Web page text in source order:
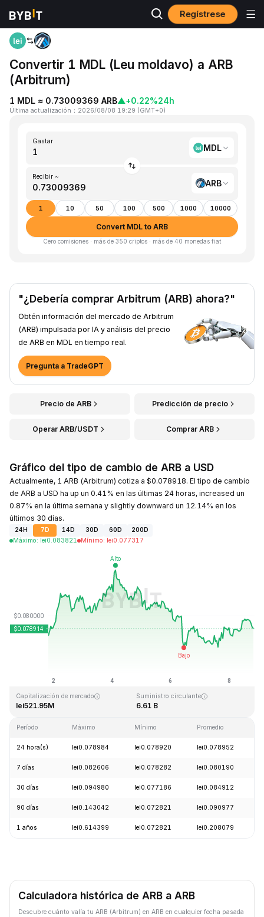
Regístrese
Inicio MDL to ARB
Convertir 1 MDL (Leu moldavo) a ARB
(Arbitrum)
1 MDL ≈ 0.73009369 ARB▲+0.22%24h
Última actualización ： 2026/08/08 19:29 (GMT+0)
Gastar
MDL
Recibir ~
ARB
1 10 50 100 500 1000 10000
Convert MDL to ARB
Cero comisiones · más de 350 criptos · más de 40 monedas fiat
"¿Debería comprar Arbitrum (ARB) ahora?"
Obtén información del mercado de Arbitrum
(ARB) impulsada por IA y análisis del precio
de ARB en MDL en tiempo real.
Pregunta a TradeGPT
Precio de ARB Predicción de precio
Operar ARB/USDT Comprar ARB
Gráfico del tipo de cambio de ARB a USD
Actualmente, 1 ARB (Arbitrum) cotiza a $0.078918. El tipo de cambio
de ARB a USD ha up un 0.41% en las últimas 24 horas, increased un
0.87% en la última semana y slightly downward un 12.14% en los
últimos 30 días.
24H 7D 14D 30D 60D
200D
Máximo: lei0.083821 Mínimo: lei0.077317
lei0.070480
Capitalización de mercado
lei521.95M
Suministro circulante
6.61 B
Período Máximo Mínimo Promedio
24 hora(s) lei0.078984 lei0.078920 lei0.078952
7 días lei0.082606 lei0.078282 lei0.080190
30 días lei0.094980 lei0.077186 lei0.084912
90 días lei0.143042 lei0.072821 lei0.090977
1 años lei0.614399 lei0.072821 lei0.208079
Calculadora histórica de ARB a ARB
Descubre cuánto valía tu ARB (Arbitrum) en ARB en cualquier fecha pasada